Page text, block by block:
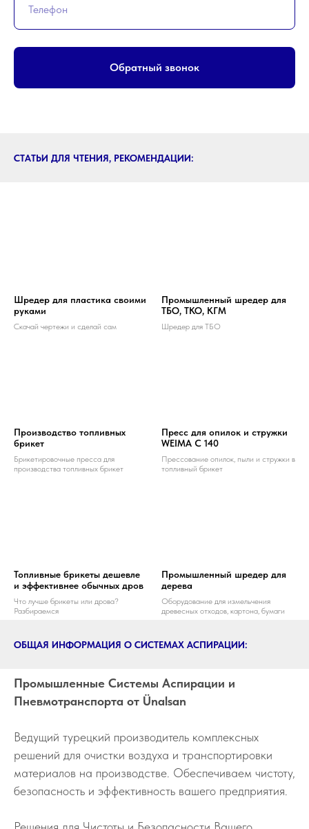
Обратный звонок
СТАТЬИ ДЛЯ ЧТЕНИЯ, РЕКОМЕНДАЦИИ:
Шредер для пластика своими
руками
Скачай чертежи и сделай сам
Промышленный шредер для
ТБО, ТКО, КГМ
Шредер для ТБО
Производство топливных
брикет
Брикетировочные пресса для
производства топливных брикет
Пресс для опилок и стружки
WEIMA C 140
Прессование опилок, пыли и стружки в
топливный брикет
Топливные брикеты дешевле
и эффективнее обычных дров
Что лучше брикеты или дрова?
Разбираемся
Промышленный шредер для
дерева
Оборудование для измельчения
древесных отходов, картона, бумаги
ОБЩАЯ ИНФОРМАЦИЯ О СИСТЕМАХ АСПИРАЦИИ:
Промышленные Системы Аспирации и
Пневмотранспорта от Ünalsan
Ведущий турецкий производитель комплексных
решений для очистки воздуха и транспортировки
материалов на производстве. Обеспечиваем чистоту,
безопасность и эффективность вашего предприятия.